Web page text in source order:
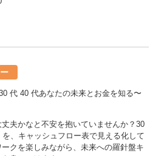
代 40 代あなたの未来とお金を知る〜
夫かなと不安を抱いていませんか？30
、キャッシュフロー表で見える化して
クを楽しみながら、未来への羅針盤キ